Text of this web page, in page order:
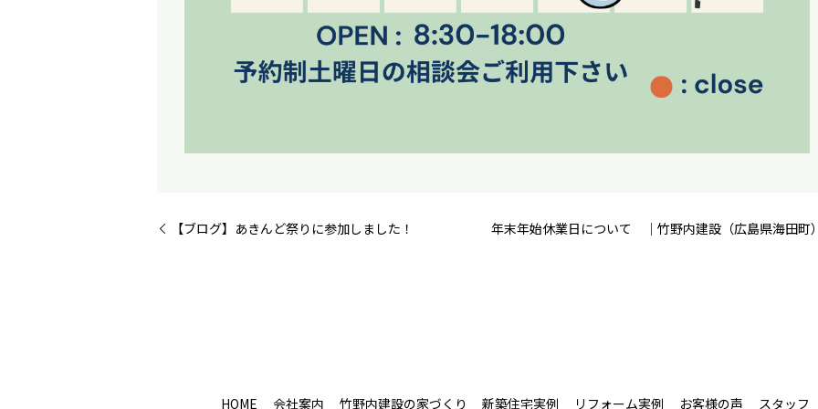
【ブログ】あきんど祭りに参加しました！ 年末年始休業日について ｜竹野内建設（広島県海田町）
HOME 会社案内 竹野内建設の家づくり 新築住宅実例 リフォーム実例 お客様の声 スタッフ